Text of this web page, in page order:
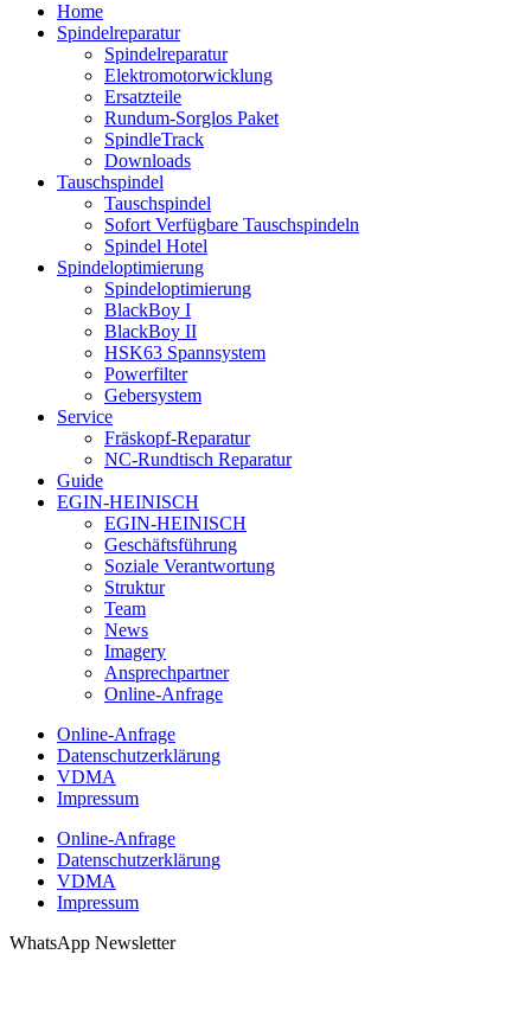
Home
Spindelreparatur
Spindelreparatur
Elektromotorwicklung
Ersatzteile
Rundum-Sorglos Paket
SpindleTrack
Downloads
Tauschspindel
Tauschspindel
Sofort Verfügbare Tauschspindeln
Spindel Hotel
Spindeloptimierung
Spindeloptimierung
BlackBoy I
BlackBoy II
HSK63 Spannsystem
Powerfilter
Gebersystem
Service
Fräskopf-Reparatur
NC-Rundtisch Reparatur
Guide
EGIN-HEINISCH
EGIN-HEINISCH
Geschäftsführung
Soziale Verantwortung
Struktur
Team
News
Imagery
Ansprechpartner
Online-Anfrage
Online-Anfrage
Datenschutzerklärung
VDMA
Impressum
Online-Anfrage
Datenschutzerklärung
VDMA
Impressum
WhatsApp Newsletter